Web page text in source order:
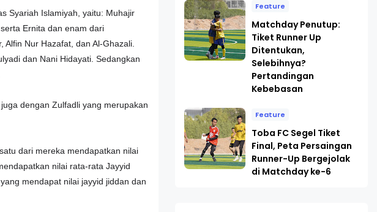
Syariah Islamiyah, yaitu: Muhajir
Ernita dan enam dari
Alfin Nur Hazafat, dan Al-Ghazali.
dan Nani Hidayati. Sedangkan
dengan Zulfadli yang merupakan
dari mereka mendapatkan nilai
nilai rata-rata Jayyid
mendapat nilai jayyid jiddan dan
Feature
Matchday Penutup:
Tiket Runner Up
Ditentukan,
Selebihnya?
Pertandingan
Kebebasan
Feature
Toba FC Segel Tiket
Final, Peta Persaingan
Runner-Up Bergejolak
di Matchday ke-6